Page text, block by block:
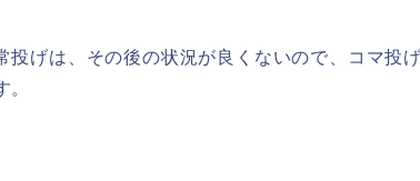
投げは、その後の状況が良くないので、コマ投
。